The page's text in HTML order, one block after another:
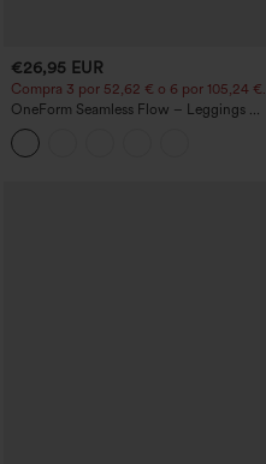
€26,95 EUR
Compra 3 por 52,62 € o 6 por 105,24 €.
OneForm Seamless Flow – Leggings de
yoga sin costuras, tiro medio, control de
abdomen y realce de glúteos